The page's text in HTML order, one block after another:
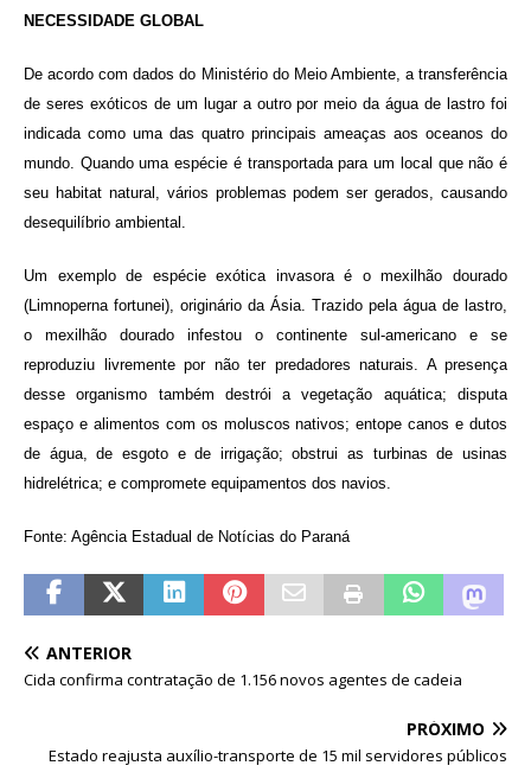
NECESSIDADE GLOBAL
De acordo com dados do Ministério do Meio Ambiente, a transferência
de seres exóticos de um lugar a outro por meio da água de lastro foi
indicada como uma das quatro principais ameaças aos oceanos do
mundo. Quando uma espécie é transportada para um local que não é
seu habitat natural, vários problemas podem ser gerados, causando
desequilíbrio ambiental.
Um exemplo de espécie exótica invasora é o mexilhão dourado
(Limnoperna fortunei), originário da Ásia. Trazido pela água de lastro,
o mexilhão dourado infestou o continente sul-americano e se
reproduziu livremente por não ter predadores naturais. A presença
desse organismo também destrói a vegetação aquática; disputa
espaço e alimentos com os moluscos nativos; entope canos e dutos
de água, de esgoto e de irrigação; obstrui as turbinas de usinas
hidrelétrica; e compromete equipamentos dos navios.
Fonte: Agência Estadual de Notícias do Paraná
ANTERIOR
Cida confirma contratação de 1.156 novos agentes de cadeia
PRÓXIMO
Estado reajusta auxílio-transporte de 15 mil servidores públicos